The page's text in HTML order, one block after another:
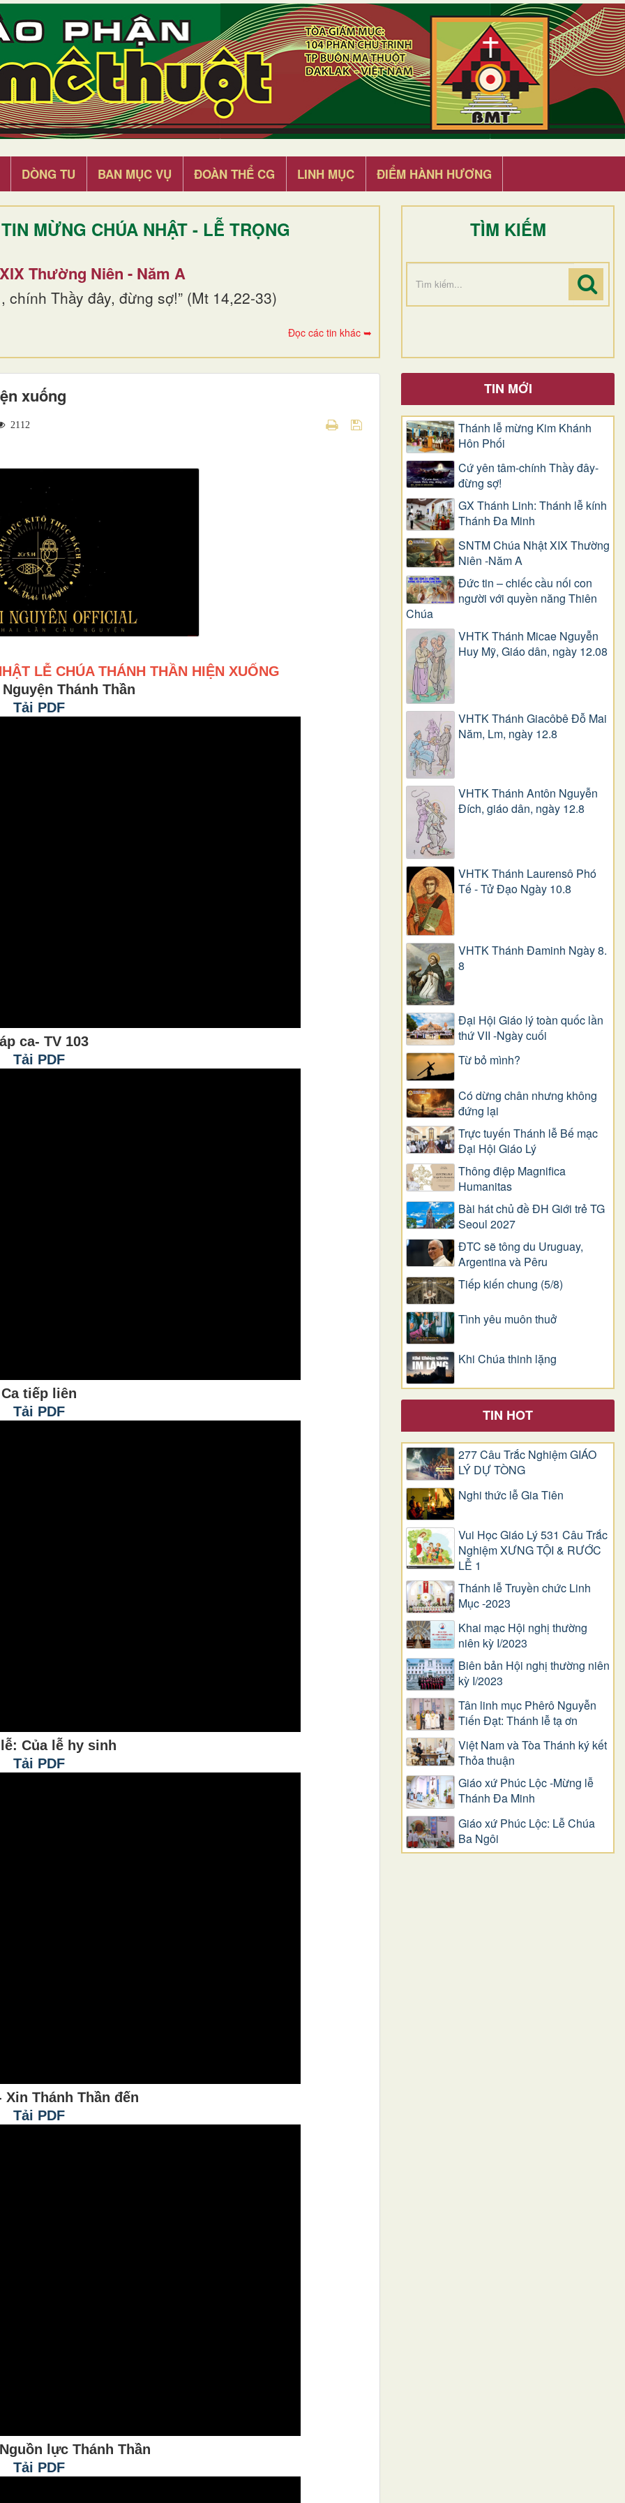
DÒNG TU BAN MỤC VỤ ĐOÀN THỂ CG LINH MỤC ĐIỂM HÀNH HƯƠNG
TIN MỪNG CHÚA NHẬT - LỄ TRỌNG
Thường Niên - Năm A
chính Thầy đây, đừng sợ!” (Mt 14,22-33)
Đọc các tin khác ➥
TÌM KIẾM
xuống
2112
LỄ CHÚA THÁNH THẦN HIỆN XUỐNG
Thánh Thần
Tải PDF
ca- TV 103
Tải PDF
Ca tiếp liên
Tải PDF
Của lễ hy sinh
Tải PDF
Xin Thánh Thần đến
Tải PDF
lực Thánh Thần
Tải PDF
TIN MỚI
Thánh lễ mừng Kim Khánh
Hôn Phối
Cứ yên tâm-chính Thầy đây-
đừng sợ!
GX Thánh Linh: Thánh lễ kính
Thánh Đa Minh
SNTM Chúa Nhật XIX Thường
Niên -Năm A
Đức tin – chiếc cầu nối con
người với quyền năng Thiên
Chúa
VHTK Thánh Micae Nguyễn
Huy Mỹ, Giáo dân, ngày 12.08
VHTK Thánh Giacôbê Ðỗ Mai
Năm, Lm, ngày 12.8
VHTK Thánh Antôn Nguyễn
Ðích, giáo dân, ngày 12.8
VHTK Thánh Laurensô Phó
Tế - Tử Đạo Ngày 10.8
VHTK Thánh Đaminh Ngày 8.
8
Đại Hội Giáo lý toàn quốc lần
thứ VII -Ngày cuối
Từ bỏ mình?
Có dừng chân nhưng không
đứng lại
Trực tuyến Thánh lễ Bế mạc
Đại Hội Giáo Lý
Thông điệp Magnifica
Humanitas
Bài hát chủ đề ĐH Giới trẻ TG
Seoul 2027
ĐTC sẽ tông du Uruguay,
Argentina và Pêru
Tiếp kiến chung (5/8)
Tình yêu muôn thuở
Khi Chúa thinh lặng
TIN HOT
277 Câu Trắc Nghiệm GIÁO
LÝ DỰ TÒNG
Nghi thức lễ Gia Tiên
Vui Học Giáo Lý 531 Câu Trắc
Nghiệm XƯNG TỘI & RƯỚC
LỄ 1
Thánh lễ Truyền chức Linh
Mục -2023
Khai mạc Hội nghị thường
niên kỳ I/2023
Biên bản Hội nghị thường niên
kỳ I/2023
Tân linh mục Phêrô Nguyễn
Tiến Đạt: Thánh lễ tạ ơn
Việt Nam và Tòa Thánh ký kết
Thỏa thuận
Giáo xứ Phúc Lộc -Mừng lễ
Thánh Đa Minh
Giáo xứ Phúc Lộc: Lễ Chúa
Ba Ngôi